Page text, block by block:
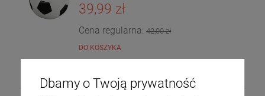
39,99 zł
Cena regularna: 42,00 zł
DO KOSZYKA
36,00 zł
DO KOSZYKA
Dbamy o Twoją prywatność